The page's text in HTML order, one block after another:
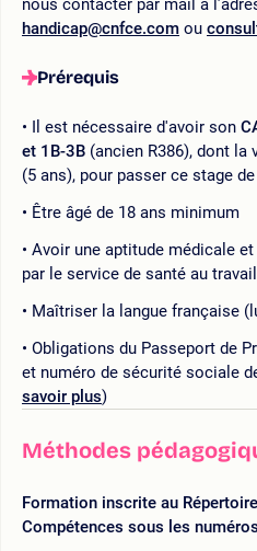
handicap@cnfce.com ou
Prérequis
Il est nécessaire d'avoir son
et 1B-3B (ancien R386), dont
(5 ans), pour passer ce stage
Être âgé de 18 ans minimum
Avoir une aptitude médicale
par le service de santé au travail
Maîtriser la langue française
Obligations du Passeport de
et numéro de sécurité sociale
savoir plus)
Méthodes
Formation inscrite au
Compétences sous les